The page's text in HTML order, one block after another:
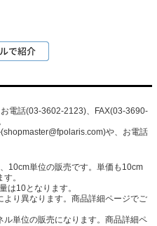
電話(03-3602-2123)、FAX(03-3690-
(shopmaster@fpolaris.com)や、お電話
10cm単位の販売です。単価も10cm
。
は10となります。
より異なります。商品詳細ページでご
単位の販売になります。商品詳細ペ